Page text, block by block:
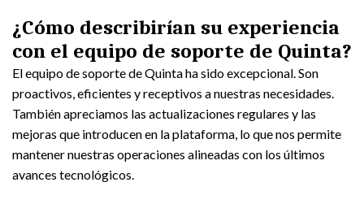
¿Cómo describirían su experiencia
con el equipo de soporte de Quinta?
El equipo de soporte de Quinta ha sido excepcional. Son
proactivos, eficientes y receptivos a nuestras necesidades.
También apreciamos las actualizaciones regulares y las
mejoras que introducen en la plataforma, lo que nos permite
mantener nuestras operaciones alineadas con los últimos
avances tecnológicos.